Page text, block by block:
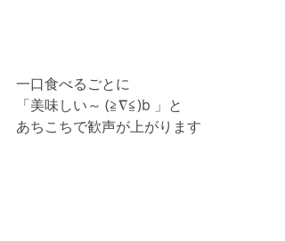
一口食べるごとに
「美味しい～ (≧∇≦)b 」と
あちこちで歓声が上がります